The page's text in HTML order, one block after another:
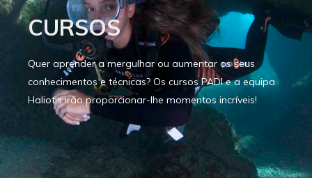
CURSOS
Quer aprender a mergulhar ou aumentar os seus
conhecimentos e técnicas? Os cursos PADI e a equipa
Haliotis irão proporcionar-lhe momentos incríveis!